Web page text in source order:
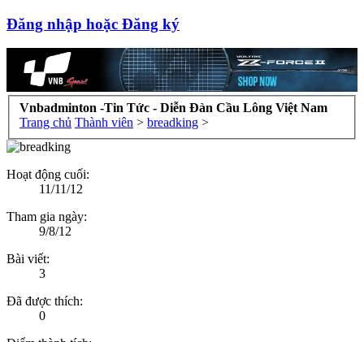
Đăng nhập hoặc Đăng ký
Vnbadminton -Tin Tức - Diễn Đàn Cầu Lông Việt Nam
Trang chủ Thành viên > breadking >
Hoạt động cuối:
11/11/12
Tham gia ngày:
9/8/12
Bài viết:
3
Đã được thích:
0